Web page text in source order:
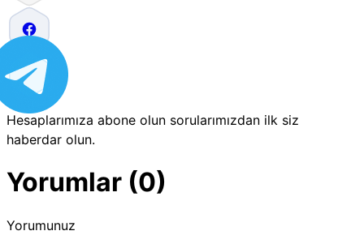
Hesaplarımıza abone olun sorularımızdan ilk siz
haberdar olun.
Yorumlar (0)
Yorumunuz